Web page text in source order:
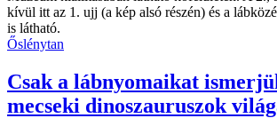
Őslénytan
Csak a lábnyomaikat
mecseki dinoszauruszok